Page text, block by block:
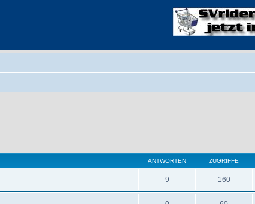
ANTWORTEN ZUGRIFFE
9 160